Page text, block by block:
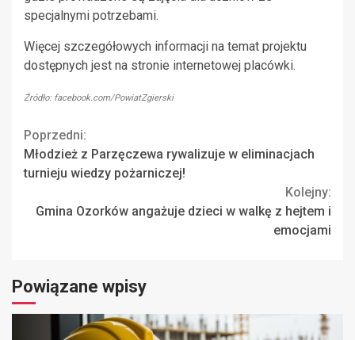
specjalnymi potrzebami.
Więcej szczegółowych informacji na temat projektu
dostępnych jest na stronie internetowej placówki.
Źródło: facebook.com/PowiatZgierski
Continue
Reading
Poprzedni:
Młodzież z Parzęczewa rywalizuje w eliminacjach
turnieju wiedzy pożarniczej!
Kolejny:
Gmina Ozorków angażuje dzieci w walkę z hejtem i
emocjami
Powiązane wpisy